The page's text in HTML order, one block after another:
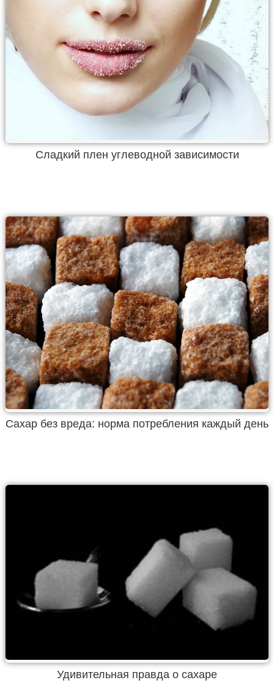
Сладкий плен углеводной зависимости
Сахар без вреда: норма потребления каждый день
Удивительная правда о сахаре